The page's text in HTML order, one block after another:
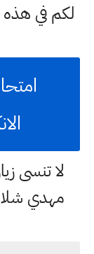
لكم في
لا تنسى
مهدي